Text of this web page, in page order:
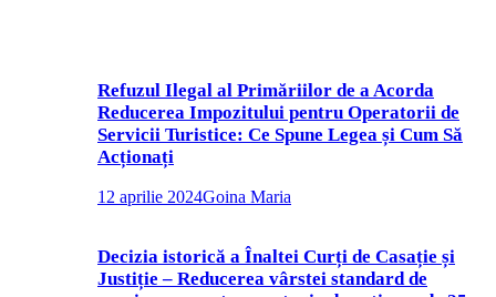
Refuzul Ilegal al Primăriilor de a Acorda
Reducerea Impozitului pentru Operatorii de
Servicii Turistice: Ce Spune Legea și Cum Să
Acționați
12 aprilie 2024Goina Maria
Decizia istorică a Înaltei Curți de Casație și
Justiție – Reducerea vârstei standard de